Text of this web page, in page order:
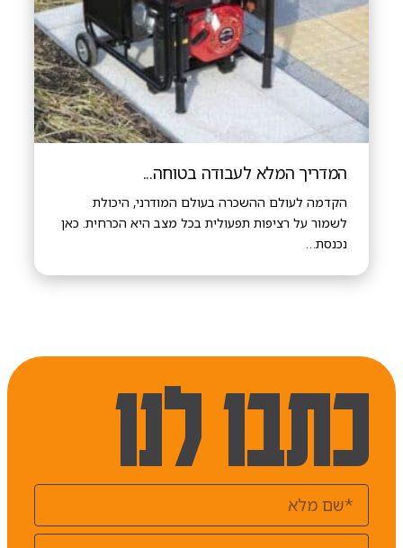
המדריך המלא לעבודה בטוחה...
הקדמה לעולם ההשכרה בעולם המודרני, היכולת
לשמור על רציפות תפעולית בכל מצב היא הכרחית. כאן
נכנסת…
כתבו לנו